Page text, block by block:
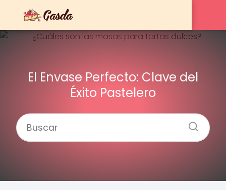
El Envase Perfecto: Clave del
Éxito Pastelero